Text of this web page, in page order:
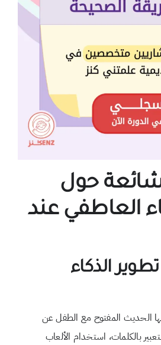
حول
العاطفي عند
الذكاء
الحديث المفتوح مع الطفل عن
بالكلمات، استخدام الألعاب